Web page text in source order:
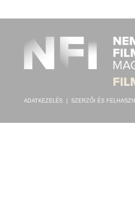
ELŐADÓ:
ADATKEZELÉS SZERZŐI ÉS